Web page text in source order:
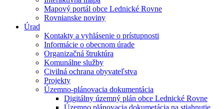
Mapový portál obce Lednické Rovne
Rovnianske noviny
Úrad
Kontakty a vyhlásenie o prístupnosti
Informácie o obecnom úrade
Organizačná štruktúra
Komunálne služby
Civilná ochrana obyvateľstva
Projekty
Územno-plánovacia dokumentácia
Digitálny územný plán obce Lednické Rovne
Územno plánovacia dokumetácia na stiahnutie